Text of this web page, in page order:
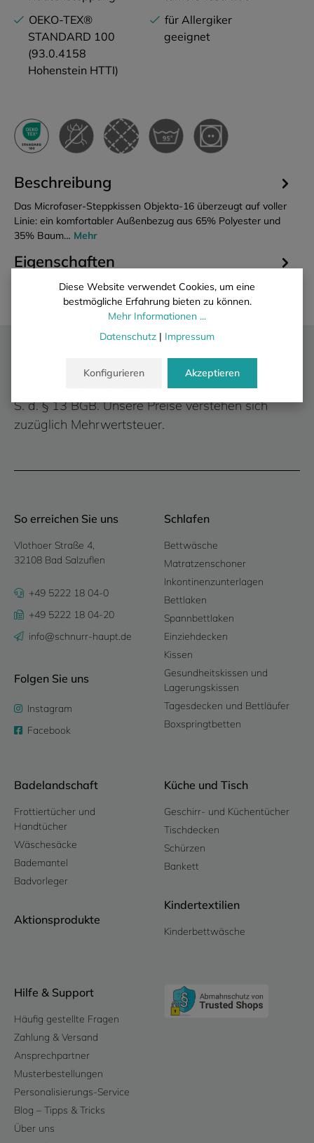
OEKO-TEX®
STANDARD 100
(93.0.4158
Hohenstein HTTI)
für Allergiker
geeignet
Beschreibung
Das Microfaser-Steppkissen Objekta-16 überzeugt auf voller
Linie: ein komfortabler Außenbezug aus 65% Polyester und
35% Baum… Mehr
Eigenschaften
Es erfolgt kein Verkauf an private Verbraucher i.
S. d. § 13 BGB. Unsere Preise verstehen sich
zuzüglich Mehrwertsteuer.
So erreichen Sie uns
Vlothoer Straße 4,
32108 Bad Salzuflen
+49 5222 18 04-0
+49 5222 18 04-20
info@schnurr-haupt.de
Folgen Sie uns
Instagram
Facebook
Schlafen
Bettwäsche
Matratzenschoner
Inkontinenzunterlagen
Bettlaken
Spannbettlaken
Einziehdecken
Kissen
Gesundheitskissen und
Lagerungskissen
Tagesdecken und Bettläufer
Boxspringtbetten
Badelandschaft
Frottiertücher und
Handtücher
Wäschesäcke
Bademantel
Badvorleger
Aktionsprodukte
Küche und Tisch
Geschirr- und Küchentücher
Tischdecken
Schürzen
Bankett
Kindertextilien
Kinderbettwäsche
Hilfe & Support
Häufig gestellte Fragen
Zahlung & Versand
Ansprechpartner
Musterbestellungen
Personalisierungs-Service
Blog – Tipps & Tricks
Über uns
Diese Website verwendet Cookies, um eine
bestmögliche Erfahrung bieten zu können.
Mehr Informationen ...
Datenschutz | Impressum
Konfigurieren Akzeptieren